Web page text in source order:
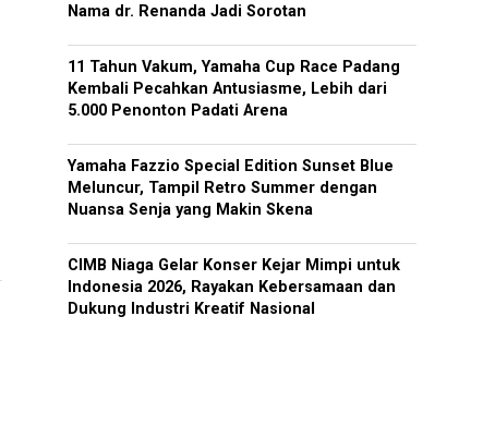
Nama dr. Renanda Jadi Sorotan
11 Tahun Vakum, Yamaha Cup Race Padang
Kembali Pecahkan Antusiasme, Lebih dari
5.000 Penonton Padati Arena
Yamaha Fazzio Special Edition Sunset Blue
Meluncur, Tampil Retro Summer dengan
Nuansa Senja yang Makin Skena
CIMB Niaga Gelar Konser Kejar Mimpi untuk
Indonesia 2026, Rayakan Kebersamaan dan
Dukung Industri Kreatif Nasional